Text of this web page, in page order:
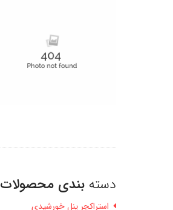
دسته بندی محصولات
استراکچر پنل خورشیدی